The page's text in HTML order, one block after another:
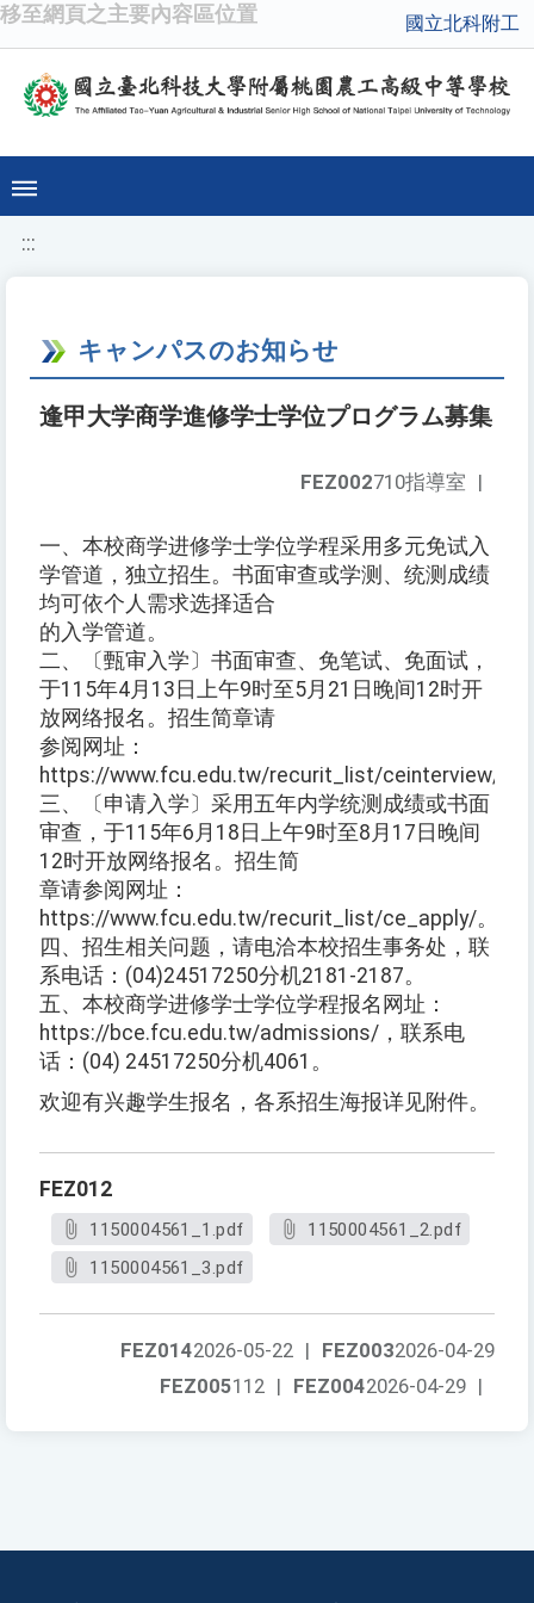
移至網頁之主要內容區位置 國立北科附工
:::
キャンパスのお知らせ
逢甲大学商学進修学士学位プログラム募集
FEZ002710指導室 |
一、本校商学进修学士学位学程采用多元免试入
学管道，独立招生。书面审查或学测、统测成绩
均可依个人需求选择适合
的入学管道。
二、〔甄审入学〕书面审查、免笔试、免面试，
于115年4月13日上午9时至5月21日晚间12时开
放网络报名。招生简章请
参阅网址：
https://www.fcu.edu.tw/recurit_list/ceinterview/。
三、〔申请入学〕采用五年内学统测成绩或书面
审查，于115年6月18日上午9时至8月17日晚间
12时开放网络报名。招生简
章请参阅网址：
https://www.fcu.edu.tw/recurit_list/ce_apply/。
四、招生相关问题，请电洽本校招生事务处，联
系电话：(04)24517250分机2181-2187。
五、本校商学进修学士学位学程报名网址：
https://bce.fcu.edu.tw/admissions/，联系电
话：(04) 24517250分机4061。
欢迎有兴趣学生报名，各系招生海报详见附件。
FEZ012
1150004561_1.pdf
1150004561_2.pdf
1150004561_3.pdf
FEZ0032026-04-29
FEZ0142026-05-22 |
FEZ0042026-04-29 |
FEZ005112 |